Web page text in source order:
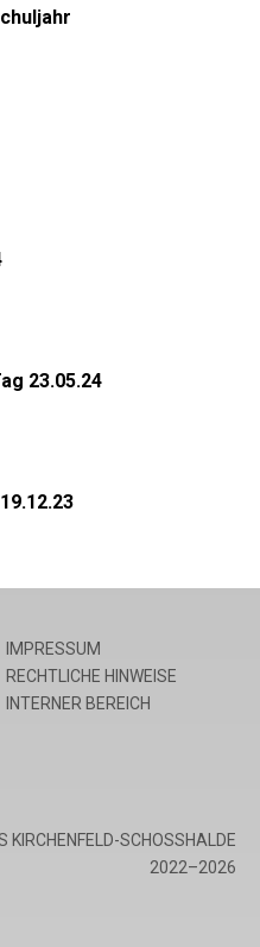
23.05.24
IMPRESSUM
RECHTLICHE HINWEISE
INTERNER BEREICH
KIRCHENFELD-SCHOSSHALDE
2022–2026